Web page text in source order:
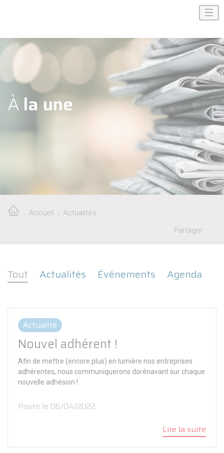
À la une
Accueil
Actualités
Partager :
Tout Actualités Événements Agenda
Actualité
Nouvel adhérent !
Afin de mettre (encore plus) en lumière nos entreprises
adhérentes, nous communiquerons dorénavant sur chaque
nouvelle adhésion !
Posté le 06/04/2022
Lire la suite